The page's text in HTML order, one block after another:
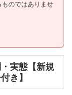
のではありませ
実態【新規
き】